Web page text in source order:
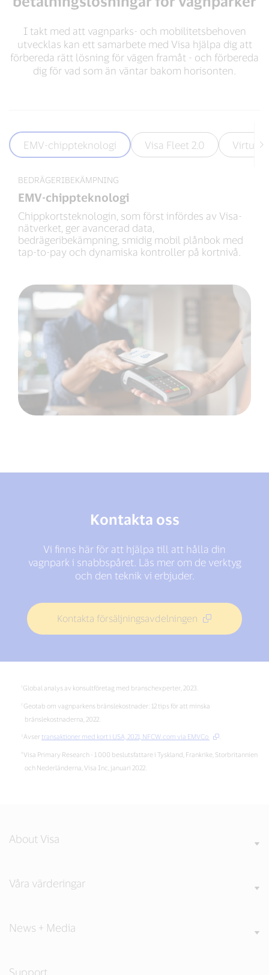
I takt med att vagnparks- och mobilitetsbehoven
utvecklas kan ett samarbete med Visa hjälpa dig att
förbereda rätt lösning för vägen framåt - och förbereda
dig för vad som än väntar bakom horisonten.
EMV-chippteknologi Visa Fleet 2.0
BEDRÄGERIBEKÄMPNING
EMV-chippteknologi
Chippkortsteknologin, som först infördes av Visa-
nätverket, ger avancerad data,
bedrägeribekämpning, smidig mobil plånbok med
tap-to-pay och dynamiska kontroller på kortnivå.
Kontakta oss
Vi finns här för att hjälpa till att hålla din
vagnpark i snabbspåret. Läs mer om de verktyg
och den teknik vi erbjuder.
Kontakta försäljningsavdelningen
Global analys av konsultföretag med branschexperter, 2023.
Geotab om vagnparkens bränslekostnader: 12 tips för att minska
bränslekostnaderna, 2022.
Avser transaktioner med kort i USA, 2021, NFCW.com via EMVCo
Visa Primary Research - 1 000 beslutsfattare i Tyskland, Frankrike, Storbritannien
och Nederländerna, Visa Inc, januari 2022.
About Visa
Våra värderingar
News + Media
Support